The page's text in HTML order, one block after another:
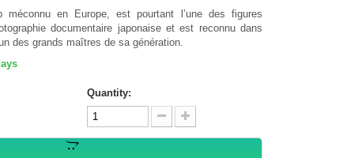
méconnu en Europe, est pourtant l’une des figures
documentaire japonaise et est reconnu dans
des grands maîtres de sa génération.
Quantity: